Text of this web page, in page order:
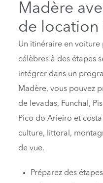
Madère
de location
Un itinéraire en voiture
célèbres à des étapes
intégrer dans un
Madère, vous pouvez
de levadas, Funchal,
Pico do Arieiro et
culture, littoral,
de vue.
Préparez des